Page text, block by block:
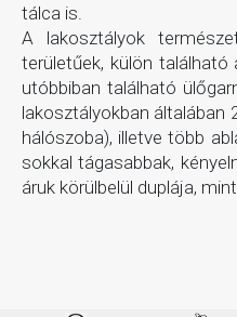
tálca is.
A lakosztályok
területűek, külön található
utóbbiban található
lakosztályokban általában
hálószoba), illetve több
sokkal tágasabbak,
áruk körülbelül duplája,